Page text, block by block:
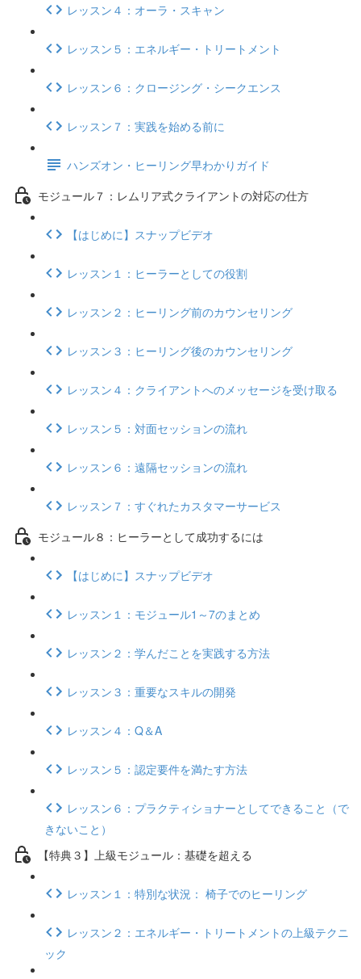
レッスン４：オーラ・スキャン
レッスン５：エネルギー・トリートメント
レッスン６：クロージング・シークエンス
レッスン７：実践を始める前に
ハンズオン・ヒーリング早わかりガイド
モジュール７：レムリア式クライアントの対応の仕方
【はじめに】スナップビデオ
レッスン１：ヒーラーとしての役割
レッスン２：ヒーリング前のカウンセリング
レッスン３：ヒーリング後のカウンセリング
レッスン４：クライアントへのメッセージを受け取る
レッスン５：対面セッションの流れ
レッスン６：遠隔セッションの流れ
レッスン７：すぐれたカスタマーサービス
モジュール８：ヒーラーとして成功するには
【はじめに】スナップビデオ
レッスン１：モジュール1～7のまとめ
レッスン２：学んだことを実践する方法
レッスン３：重要なスキルの開発
レッスン４：Q＆A
レッスン５：認定要件を満たす方法
レッスン６：プラクティショナーとしてできること（で
きないこと）
【特典３】上級モジュール：基礎を超える
レッスン１：特別な状況： 椅子でのヒーリング
レッスン２：エネルギー・トリートメントの上級テクニ
ック